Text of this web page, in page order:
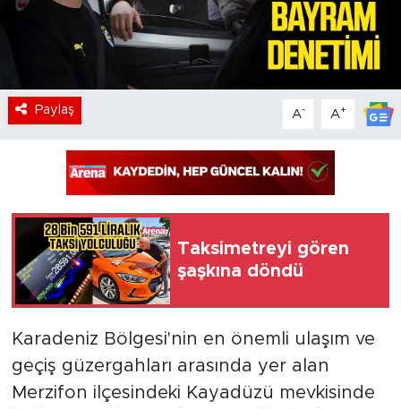
Paylaş A- A+
Taksimetreyi gören
şaşkına döndü
Karadeniz Bölgesi'nin en önemli ulaşım ve
geçiş güzergahları arasında yer alan
Merzifon ilçesindeki Kayadüzü mevkisinde